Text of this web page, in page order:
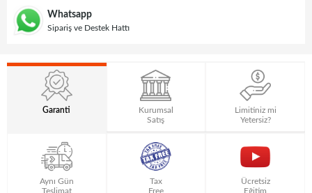
Whatsapp
Sipariş ve Destek Hattı
Garanti
Kurumsal
Satış
Limitiniz mi
Yetersiz?
Aynı Gün
Teslimat
Tax
Free
Ücretsiz
Eğitim